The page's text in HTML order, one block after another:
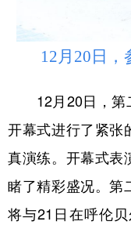
乡
城市
公益 一
文化产业
地方频道
12月20日，参
12月20日，第
开幕式进行了紧张
真演练。开幕式表
睹了精彩盛况。第
将与21日在呼伦